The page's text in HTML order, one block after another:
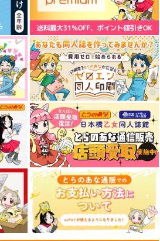
作品詳細 作品詳細
あいヴィクティム
半倶楽部
円（税込）
仗助×岸辺露伴
Regulus
g-rough
330円（税込）
花京院典明×空条承太郎